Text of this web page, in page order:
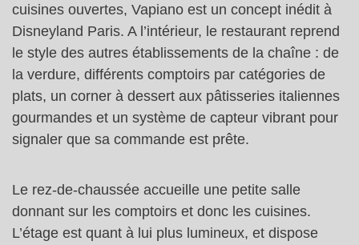
cuisines ouvertes, Vapiano est un concept inédit à
Disneyland Paris. A l’intérieur, le restaurant reprend
le style des autres établissements de la chaîne : de
la verdure, différents comptoirs par catégories de
plats, un corner à dessert aux pâtisseries italiennes
gourmandes et un système de capteur vibrant pour
signaler que sa commande est prête.
Le rez-de-chaussée accueille une petite salle
donnant sur les comptoirs et donc les cuisines.
L’étage est quant à lui plus lumineux, et dispose